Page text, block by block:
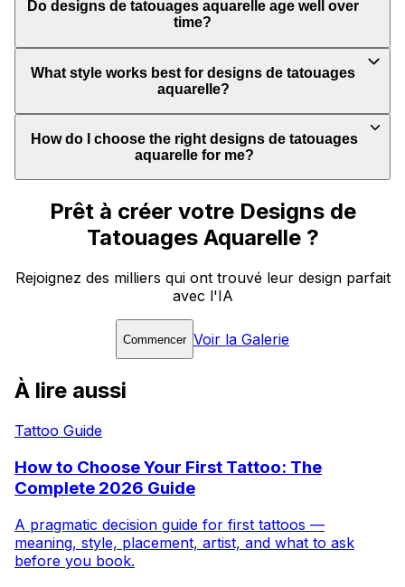
Do designs de tatouages aquarelle age well over
time?
What style works best for designs de tatouages
aquarelle?
How do I choose the right designs de tatouages
aquarelle for me?
Prêt à créer votre Designs de
Tatouages Aquarelle ?
Rejoignez des milliers qui ont trouvé leur design parfait
avec l'IA
Commencer Voir la Galerie
À lire aussi
Tattoo Guide
How to Choose Your First Tattoo: The
Complete 2026 Guide
A pragmatic decision guide for first tattoos —
meaning, style, placement, artist, and what to ask
before you book.